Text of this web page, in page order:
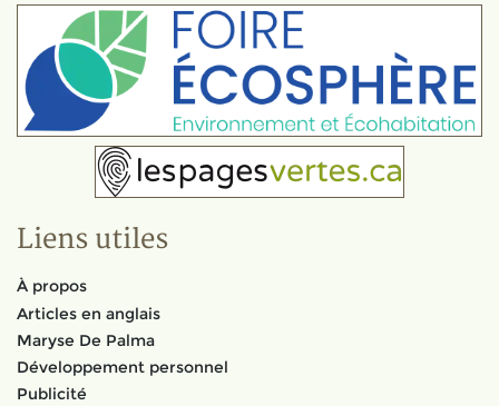
Liens utiles
À propos
Articles en anglais
Maryse De Palma
Développement personnel
Publicité